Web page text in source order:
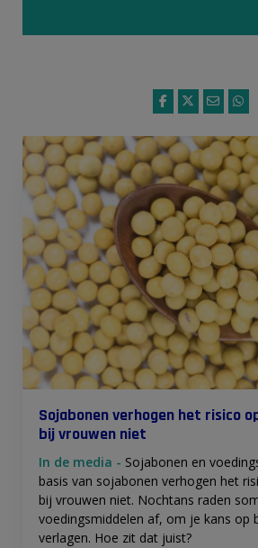
Sojabonen verhogen het risico
bij vrouwen niet
In de media - Sojabonen en
basis van sojabonen verhogen het
bij vrouwen niet. Nochtans raden
voedingsmiddelen af, om je kans op
verlagen. Hoe zit dat juist?